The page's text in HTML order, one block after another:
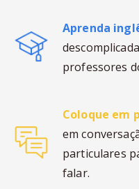
Aprenda
professores
Coloque em
em
particulares
falar.